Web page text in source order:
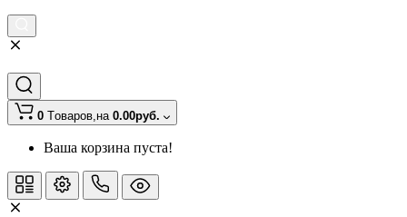
0 Tоваров,на 0.00руб.
Ваша корзина пуста!